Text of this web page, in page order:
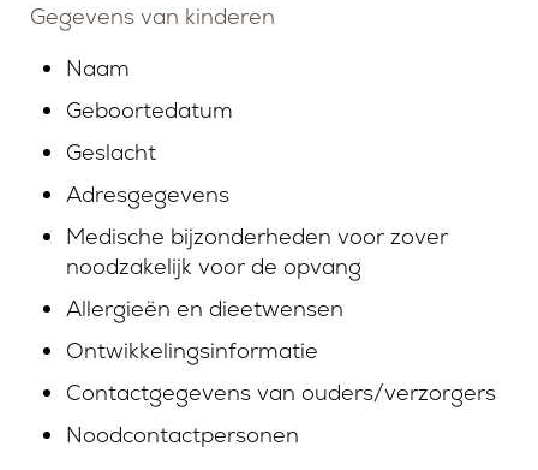
Gegevens van kinderen
Naam
Geboortedatum
Geslacht
Adresgegevens
Medische bijzonderheden voor zover
noodzakelijk voor de opvang
Allergieën en dieetwensen
Ontwikkelingsinformatie
Contactgegevens van ouders/verzorgers
Noodcontactpersonen